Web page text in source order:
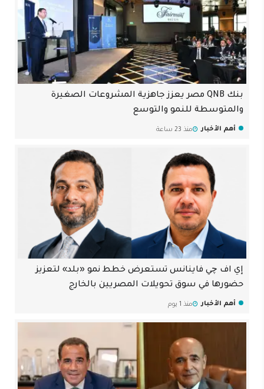
بنك QNB مصر يعزز جاهزية المشروعات الصغيرة
والمتوسطة للنمو والتوسع
أهم الأخبار منذ 23 ساعة
إي اف چي فاينانس تستعرض خطط نمو «بلد» لتعزيز
حضورها في سوق تحويلات المصريين بالخارج
أهم الأخبار منذ 1 يوم